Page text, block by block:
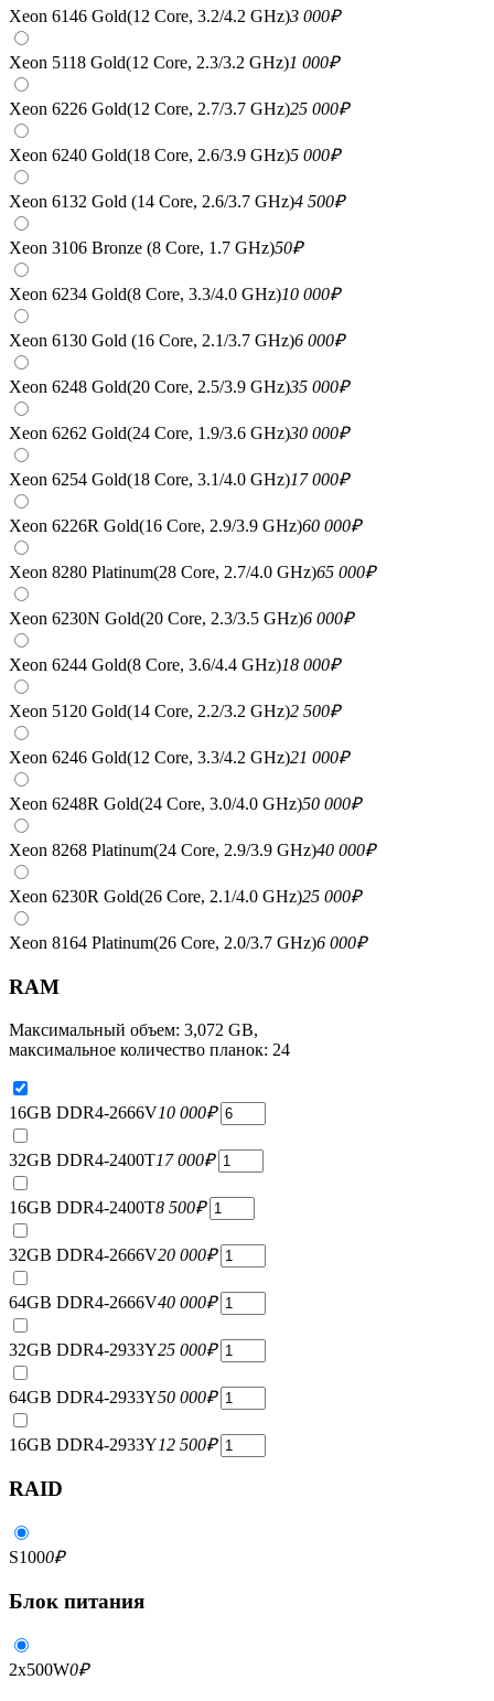
Xeon 6146 Gold(12 Core, 3.2/4.2 GHz)3 000₽
Xeon 5118 Gold(12 Core, 2.3/3.2 GHz)1 000₽
Xeon 6226 Gold(12 Core, 2.7/3.7 GHz)25 000₽
Xeon 6240 Gold(18 Core, 2.6/3.9 GHz)5 000₽
Xeon 6132 Gold (14 Core, 2.6/3.7 GHz)4 500₽
Xeon 3106 Bronze (8 Core, 1.7 GHz)50₽
Xeon 6234 Gold(8 Core, 3.3/4.0 GHz)10 000₽
Xeon 6130 Gold (16 Core, 2.1/3.7 GHz)6 000₽
Xeon 6248 Gold(20 Core, 2.5/3.9 GHz)35 000₽
Xeon 6262 Gold(24 Core, 1.9/3.6 GHz)30 000₽
Xeon 6254 Gold(18 Core, 3.1/4.0 GHz)17 000₽
Xeon 6226R Gold(16 Core, 2.9/3.9 GHz)60 000₽
Xeon 8280 Platinum(28 Core, 2.7/4.0 GHz)65 000₽
Xeon 6230N Gold(20 Core, 2.3/3.5 GHz)6 000₽
Xeon 6244 Gold(8 Core, 3.6/4.4 GHz)18 000₽
Xeon 5120 Gold(14 Core, 2.2/3.2 GHz)2 500₽
Xeon 6246 Gold(12 Core, 3.3/4.2 GHz)21 000₽
Xeon 6248R Gold(24 Core, 3.0/4.0 GHz)50 000₽
Xeon 8268 Platinum(24 Core, 2.9/3.9 GHz)40 000₽
Xeon 6230R Gold(26 Core, 2.1/4.0 GHz)25 000₽
Xeon 8164 Platinum(26 Core, 2.0/3.7 GHz)6 000₽
RAM
Максимальный объем: 3,072 GB,
максимальное количество планок: 24
16GB DDR4-2666V10 000₽
32GB DDR4-2400T17 000₽
16GB DDR4-2400T8 500₽
32GB DDR4-2666V20 000₽
64GB DDR4-2666V40 000₽
32GB DDR4-2933Y25 000₽
64GB DDR4-2933Y50 000₽
16GB DDR4-2933Y12 500₽
RAID
S1000₽
Блок питания
2x500W0₽